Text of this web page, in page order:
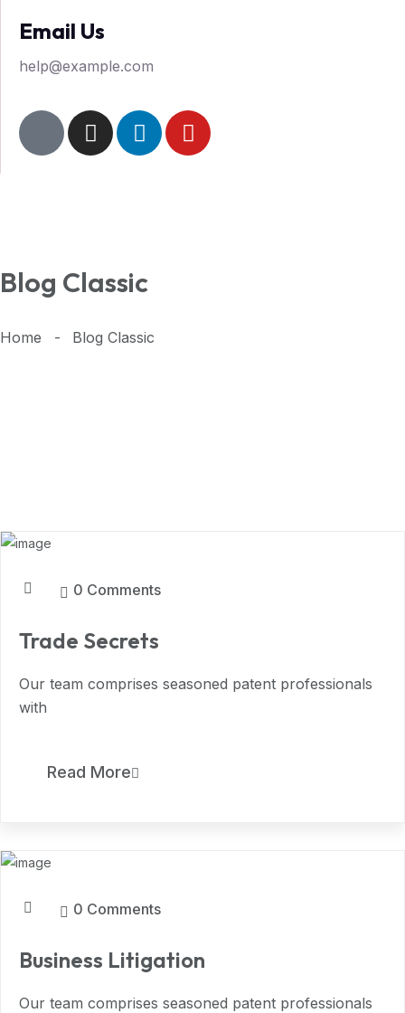
Email Us
help@example.com
Blog Classic
Home Blog Classic
0 Comments
Trade Secrets
Our team comprises seasoned patent professionals
with
Read More
0 Comments
Business Litigation
Our team comprises seasoned patent professionals